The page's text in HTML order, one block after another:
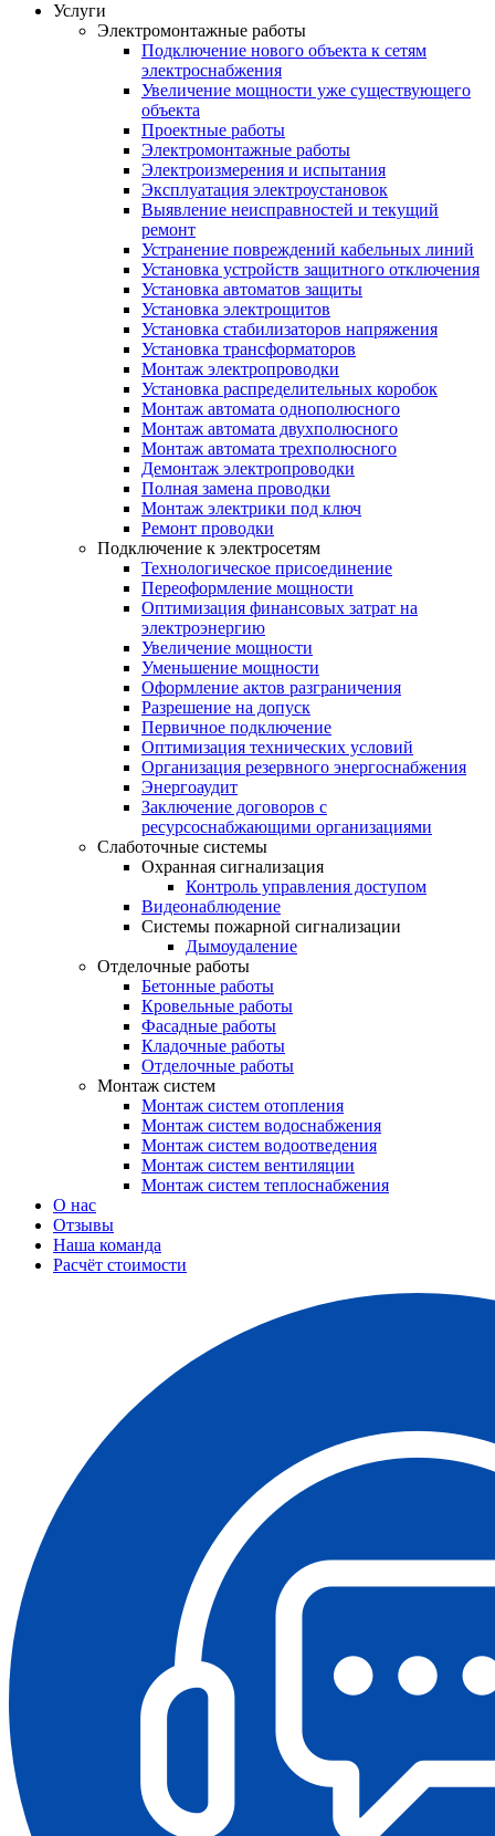
Услуги
Электромонтажные работы
Подключение нового объекта к сетям
электроснабжения
Увеличение мощности уже существующего
объекта
Проектные работы
Электромонтажные работы
Электроизмерения и испытания
Эксплуатация электроустановок
Выявление неисправностей и текущий
ремонт
Устранение повреждений кабельных линий
Установка устройств защитного отключения
Установка автоматов защиты
Установка электрощитов
Установка стабилизаторов напряжения
Установка трансформаторов
Монтаж электропроводки
Установка распределительных коробок
Монтаж автомата однополюсного
Монтаж автомата двухполюсного
Монтаж автомата трехполюсного
Демонтаж электропроводки
Полная замена проводки
Монтаж электрики под ключ
Ремонт проводки
Подключение к электросетям
Технологическое присоединение
Переоформление мощности
Оптимизация финансовых затрат на
электроэнергию
Увеличение мощности
Уменьшение мощности
Оформление актов разграничения
Разрешение на допуск
Первичное подключение
Оптимизация технических условий
Организация резервного энергоснабжения
Энергоаудит
Заключение договоров с
ресурсоснабжающими организациями
Слаботочные системы
Охранная сигнализация
Контроль управления доступом
Видеонаблюдение
Системы пожарной сигнализации
Дымоудаление
Отделочные работы
Бетонные работы
Кровельные работы
Фасадные работы
Кладочные работы
Отделочные работы
Монтаж систем
Монтаж систем отопления
Монтаж систем водоснабжения
Монтаж систем водоотведения
Монтаж систем вентиляции
Монтаж систем теплоснабжения
О нас
Отзывы
Наша команда
Расчёт стоимости